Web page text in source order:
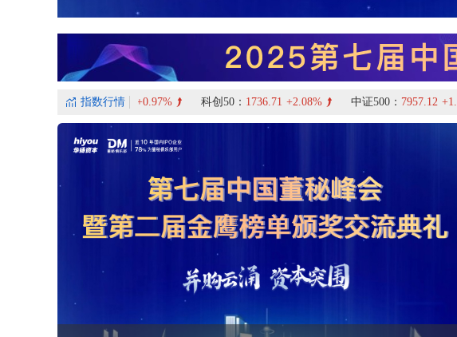
指数行情
沪深300：4696.48 +0.97% 科创50：1736.71 +2.08% 中证500：7957.12 +1.63%